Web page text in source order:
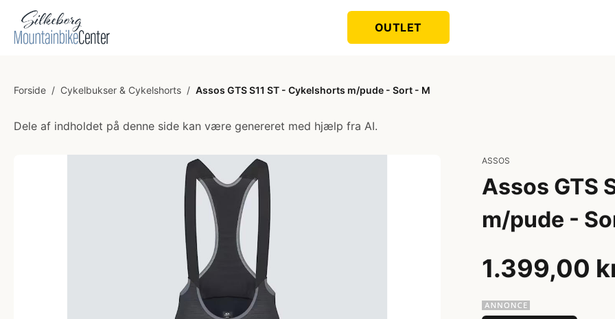
OUTLET
Forside / Cykelbukser & Cykelshorts / Assos GTS S11 ST - Cykelshorts m/pude - Sort - M
Dele af indholdet på denne side kan være genereret med hjælp fra AI.
ASSOS
Assos GTS
m/pude -
1.399,00